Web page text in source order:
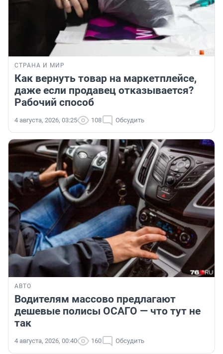
СТРАНА И МИР
Как вернуть товар на маркетплейсе,
даже если продавец отказывается?
Рабочий способ
4 августа, 2026, 03:25 108 Обсудить
АВТО
Водителям массово предлагают
дешевые полисы ОСАГО — что тут не
так
4 августа, 2026, 00:40 160 Обсудить